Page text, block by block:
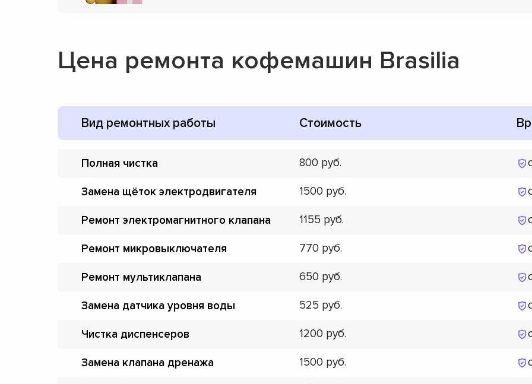
Цена ремонта кофемашин Brasilia
Вид ремонтных работы Стоимость
Полная чистка 800
Замена щёток электродвигателя 1500
Ремонт электромагнитного клапана 1155
Ремонт микровыключателя 770
Ремонт мультиклапана 650
Замена датчика уровня воды 525
Чистка диспенсеров 1200
Замена клапана дренажа 1500